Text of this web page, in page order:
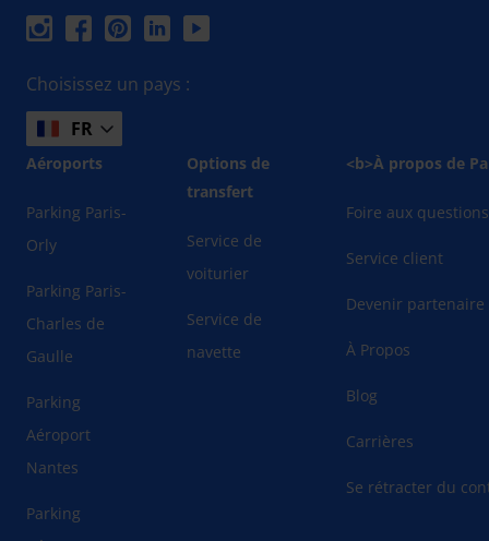
Choisissez un pays :
FR
Aéroports
Parking Paris-
Orly
Parking Paris-
Charles de
Gaulle
Parking
Aéroport
Nantes
Parking
Options de
transfert
Service de
voiturier
Service de
navette
<b>À propos de
Foire aux questions
Service client
Devenir partenaire
À Propos
Blog
Carrières
Se rétracter du